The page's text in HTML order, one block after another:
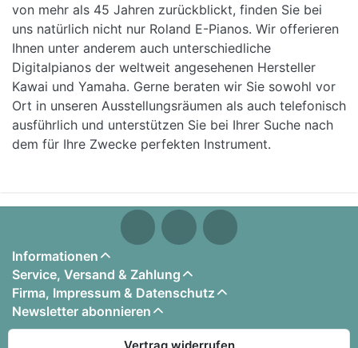
von mehr als 45 Jahren zurückblickt, finden Sie bei
uns natürlich nicht nur Roland E-Pianos. Wir offerieren
Ihnen unter anderem auch unterschiedliche
Digitalpianos der weltweit angesehenen Hersteller
Kawai und Yamaha. Gerne beraten wir Sie sowohl vor
Ort in unseren Ausstellungsräumen als auch telefonisch
ausführlich und unterstützen Sie bei Ihrer Suche nach
dem für Ihre Zwecke perfekten Instrument.
Informationen
Service, Versand & Zahlung
Firma, Impressum & Datenschutz
Newsletter abonnieren